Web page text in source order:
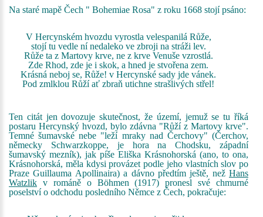
Na staré mapě Čech " Bohemiae Rosa" z roku 1668 stojí psáno:
V Hercynském hvozdu vyrostla velespanilá Růže,
stojí tu vedle ní nedaleko ve zbroji na stráži lev.
Růže ta z Martovy krve, ne z krve Venuše vzrostlá.
Zde Rhod, zde je i skok, a hned je stvořena zem.
Krásná neboj se, Růže! v Hercynské sady jde vánek.
Pod zmlklou Růží ať zbraň utichne strašlivých střel!
Ten citát jen dovozuje skutečnost, že území, jemuž se tu říká
postaru Hercynský hvozd, bylo zdávna "Růží z Martovy krve".
Temné šumavské nebe "leží mraky nad Čerchovy" (Čerchov,
německy Schwarzkoppe, je hora na Chodsku, západní
šumavský mezník), jak píše Eliška Krásnohorská (ano, to ona,
Krásnohorská, měla kdysi provázet podle jeho vlastních slov po
Praze Guillauma Apollinaira) a dávno předtím ještě, než Hans
Watzlik v románě o Böhmen (1917) pronesl své chmurné
poselství o odchodu posledního Němce z Čech, pokračuje: